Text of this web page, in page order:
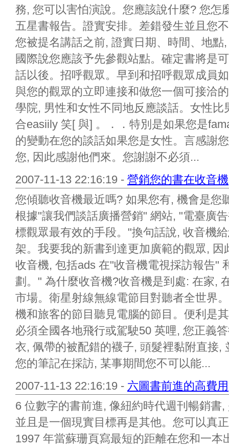
務, 您可以害怕演說。您應該說什麼? 您怎
五星書報告。證實安排。差錯發生並且您
您被提名講話之前, 證實日期、時間、地
國際說您應該予先參觀站點。確定書將是
話以後。招呼觀眾。早到和招呼觀眾成員
與您的觀眾的立即連接和做您一個可接洽
學院, 男性和女性不同地反應談話。女性
合easiily 笑[ 與] 。．．特別是如果您是
的變動在您的談話如果您是女性。言感謝
您, 因此感謝他們來。您謝謝不必須...
2007-11-13 22:16:19 - 營銷您的書在收音機
您傾聽收音機最近嗎? 如果您有, 機會是您
根據"讓我們談話廣播營銷" 網站, "電臺廣
標觀眾最有效的手段。"換句話說, 收音機
架。我要我的新書到達更加廣範的觀眾,
收音機, 包括ads 在"收音機電視採訪報告"
劃。" 為什麼收音機?收音機是到處: 在家,
市場。衛星射線無線電節目對聽者全世界
機和旅客的節目聽見電腦的節目。便利是
必須全國各地飛行或駕駛50 英哩, 您正義
衣, 佩帶的被配錯的襪子, 頭髮裡黏附直接,
您的筆記在採訪, 某事期間您不可以能...
2007-11-13 22:16:19 - 六圖書前進的高費用
6 位數字的書前進, 像紐約時代週刊暢銷書
並且是一個現實目標再是其他。您可以真
1997 年當蘇珊頁寫最短的距離在您和一